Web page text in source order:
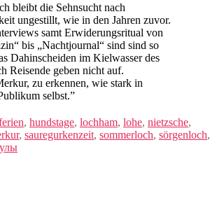
bleibt die Sehnsucht nach
ungestillt, wie in den Jahren zuvor.
samt Erwiderungsritual von
bis „Nachtjournal“ sind sind so
Dahinscheiden im Kielwasser des
Reisende geben nicht auf.
zu erkennen, wie stark in
selbst.”
, hundstage, lochham, lohe, nietzsche,
, sauregurkenzeit, sommerloch, sörgenloch,